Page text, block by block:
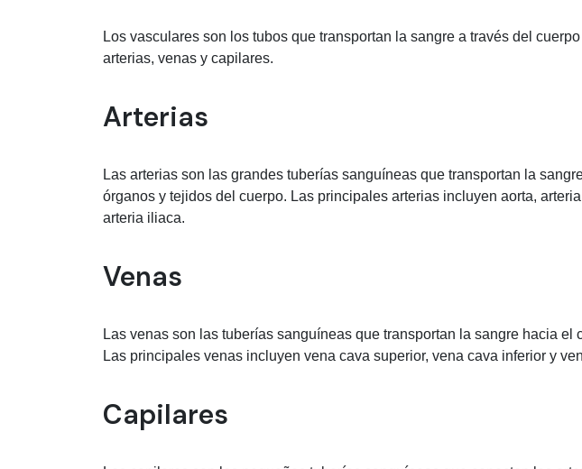
Los vasculares son los tubos que transportan la sangre a través del
arterias, venas y capilares.
Arterias
Las arterias son las grandes tuberías sanguíneas que transportan la
órganos y tejidos del cuerpo. Las principales arterias incluyen aorta,
arteria iliaca.
Venas
Las venas son las tuberías sanguíneas que transportan la sangre hacia el
Las principales venas incluyen vena cava superior, vena cava inferior y
Capilares